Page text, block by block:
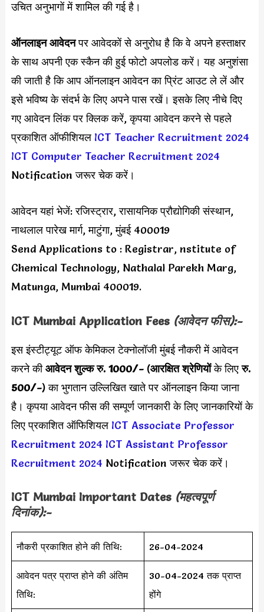
उचित अनुभागों में शामिल की गई है।
ऑनलाइन आवेदनपर आवेदकों से अनुरोध है कि वे अपने हस्ताक्षर
के साथ अपनी एक स्कैन की हुई फोटो अपलोड करें। यह अनुशंसा
की जाती है कि आप ऑनलाइन आवेदन का प्रिंट आउट ले लें और
इसे भविष्य के संदर्भ के लिए अपने पास रखें। इसके लिए नीचे दिए
गए आवेदन लिंक पर क्लिक करें, कृपया आवेदन करने से पहले
प्रकाशित ऑफीशियल ICT Teacher Recruitment 2024
ICT Computer Teacher Recruitment 2024
Notification जरूर चेक करें।
आवेदन यहां भेजें: रजिस्ट्रार, रासायनिक प्रौद्योगिकी संस्थान,
नाथलाल पारेख मार्ग, माटुंगा, मुंबई 400019
Send Applications to : Registrar, nstitute of
Chemical Technology, Nathalal Parekh Marg,
Matunga, Mumbai 400019.
ICT Mumbai Application Fees (आवेदन फीस):-
इस इंस्टीट्यूट ऑफ केमिकल टेक्नोलॉजी मुंबई नौकरी में आवेदन
करने कीआवेदन शुल्क रु. 1000/-(आरक्षित श्रेणियोंके लिएरु.
500/-) का भुगतान उल्लिखित खाते पर ऑनलाइन किया जाना
है। कृपया आवेदन फीस की सम्पूर्ण जानकारी के लिए जानकारियों के
लिए प्रकाशित ऑफिशियल ICT Associate Professor
Recruitment 2024 ICT Assistant Professor
Recruitment 2024 Notification जरूर चेक करें।
ICT Mumbai Important Dates (महत्वपूर्ण
दिनांक):-
नौकरी प्रकाशित होने की तिथि: 26-04-2024
आवेदन पत्र प्राप्त होने की अंतिम
तिथि:
30-04-2024 तक प्राप्त
होंगे